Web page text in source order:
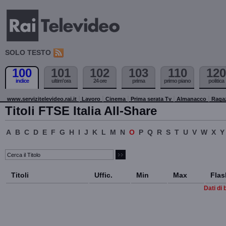
SOLO TESTO
100
indice
101
ultim'ora
102
24 ore
103
prima
110
primo piano
120
politica
www.servizitelevideo.rai.it Lavoro Cinema Prima serata Tv Almanacco
Titoli FTSE Italia All-Share
A B C D E F G H I J K L M N O P Q R S T U V W X Y
Titoli Uffic. Min Max
Dati di